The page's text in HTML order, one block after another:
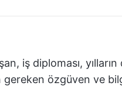
iş diploması,
özgüven ve